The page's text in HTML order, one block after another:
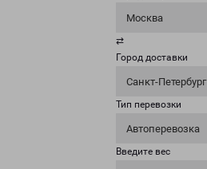
Москва
⇄
Город доставки
Санкт-Петербург
Тип перевозки
Автоперевозка
Введите вес